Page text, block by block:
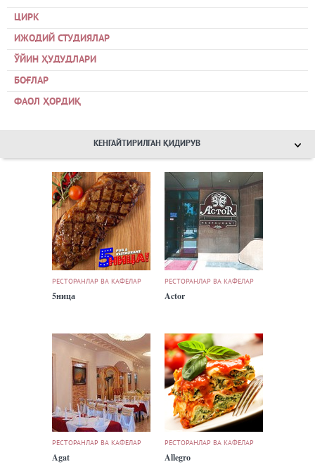
ЦИРК
ИЖОДИЙ СТУДИЯЛАР
ЎЙИН ҲУДУДЛАРИ
БОҒЛАР
ФАОЛ ҲОРДИҚ
КЕНГАЙТИРИЛГАН ҚИДИРУВ
РЕСТОРАНЛАР ВА КАФЕЛАР
5ница
РЕСТОРАНЛАР ВА КАФЕЛАР
Actor
РЕСТОРАНЛАР ВА КАФЕЛАР
Agat
РЕСТОРАНЛАР ВА КАФЕЛАР
Allegro